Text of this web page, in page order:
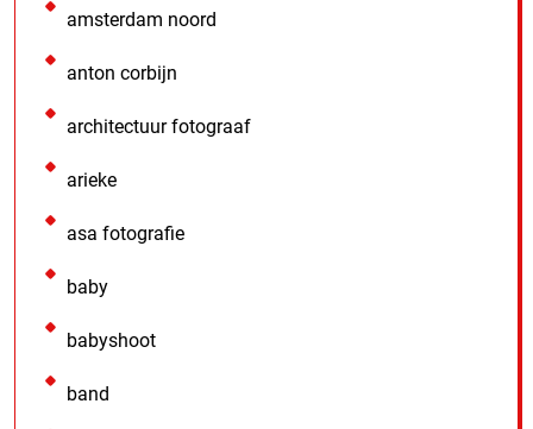
amsterdam noord
anton corbijn
architectuur fotograaf
arieke
asa fotografie
baby
babyshoot
band